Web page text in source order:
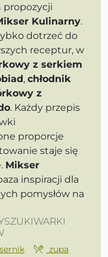
propozycji
Kulinarny.
dotrzeć do
receptur, w
z serkiem
, chłodnik
z
. Każdy przepis
proporcje
staje się
Mikser
inspiracji dla
pomysłów na
sernik
zupa